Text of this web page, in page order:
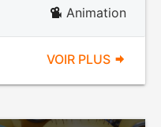
Animation
VOIR PLUS